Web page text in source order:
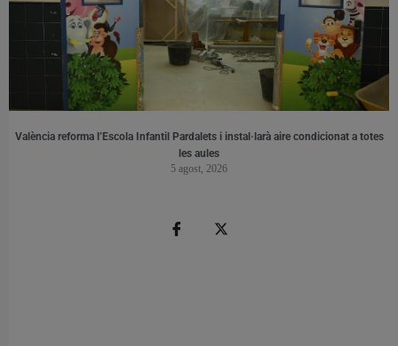
València reforma l’Escola Infantil Pardalets i instal·larà aire condicionat a totes
les aules
5 agost, 2026